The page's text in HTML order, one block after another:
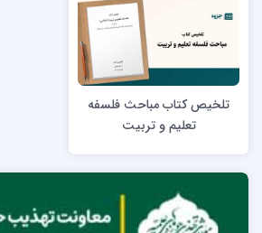
تلخیص کتاب مباحث فلسفه
تعلیم و تربیت